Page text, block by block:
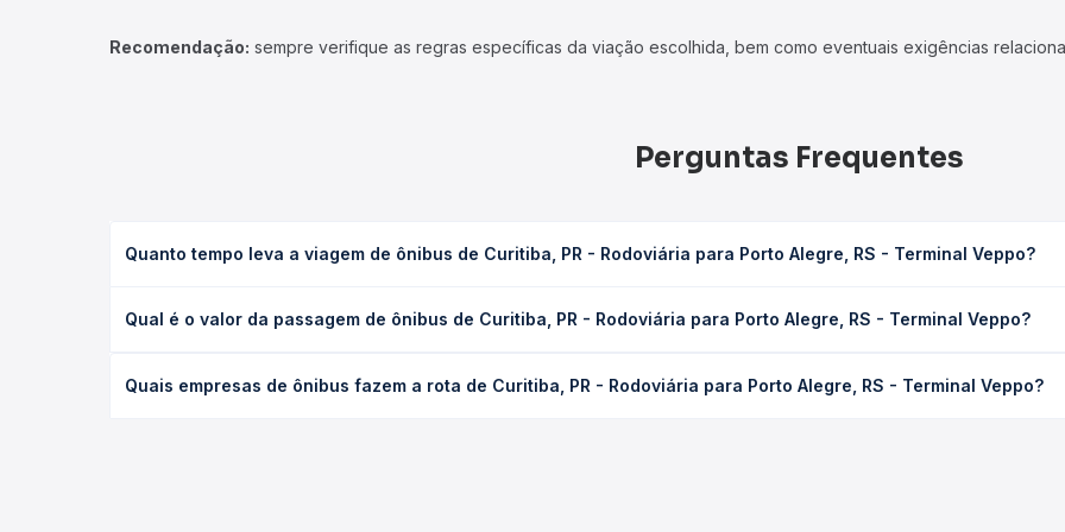
Recomendação: sempre verifique as regras específicas da viação escolhida, bem como eventuais exigências
Perguntas Frequentes
Quanto tempo leva a viagem de ônibus de Curitiba, PR - Rodoviária para Porto Alegre, RS - Terminal Veppo?
(convencional, executivo ou leito) e as condições de tráfego. Na Quero Passagem você consulta os horários
Qual é o valor da passagem de ônibus de Curitiba, PR - Rodoviária para Porto Alegre, RS - Terminal Veppo?
empresa, o tipo de poltrona e a antecedência da compra. Na Quero Passagem você compara os preços de todas as
Quais empresas de ônibus fazem a rota de Curitiba, PR - Rodoviária para Porto Alegre, RS - Terminal Veppo?